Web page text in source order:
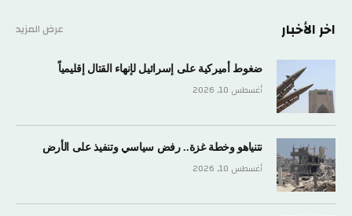
اخر الأخبار عرض المزيد
ضغوط أميركية على إسرائيل لإنهاء القتال إقليمياً
أغسطس 10, 2026
نتنياهو وخطة غزة.. رفض سياسي وتنفيذ على الأرض
أغسطس 10, 2026